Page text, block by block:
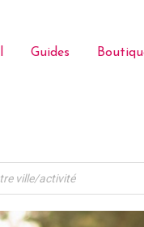
Guides